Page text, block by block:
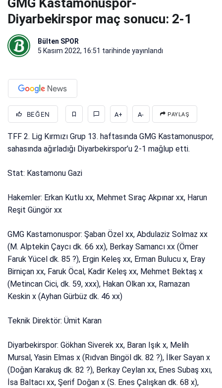
GMG Kastamonuspor-
Diyarbekirspor maç sonucu: 2-1
Bülten SPOR
5 Kasım 2022, 16:51 tarihinde yayınlandı
BEĞEN A+ A- PAYLAŞ
TFF 2. Lig Kırmızı Grup 13. haftasında GMG Kastamonuspor,
sahasında ağırladığı Diyarbekirspor’u 2-1 mağlup etti.
Stat: Kastamonu Gazi
Hakemler: Erkan Kutlu xx, Mehmet Sıraç Akpınar xx, Harun
Reşit Güngör xx
GMG Kastamonuspor: Şaban Özel xx, Abdulaziz Solmaz xx
(M. Alptekin Çaycı dk. 66 xx), Berkay Samancı xx (Ömer
Faruk Yücel dk. 85 ?), Ergin Keleş xx, Erman Bulucu x, Eray
Birniçan xx, Faruk Öcal, Kadir Keleş xx, Mehmet Bektaş x
(Metincan Cici, dk. 59, xxx), Hakan Olkan xx, Ramazan
Keskin x (Ayhan Gürbüz dk. 46 xx)
Teknik Direktör: Ümit Karan
Diyarbekirspor: Gökhan Siverek xx, Baran Işık x, Melih
Mursal, Yasin Elmas x (Rıdvan Bingöl dk. 82 ?), İlker Sayan x
(Doğan Karakuş dk. 82 ?), Berkay Ceylan xx, Enes Subaş xxı,
İsa Baltacı xx, Şerif Doğan x (S. Enes Çalışkan dk. 68 x),